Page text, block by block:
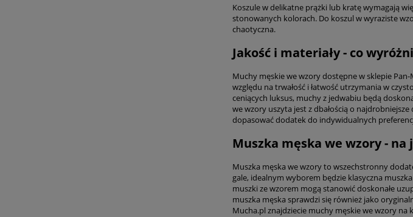
Koszule w delikatne prążki lub kratę wymagają
stonowanych kolorach. Do koszul w wyraziste
chaotyczna.
Jakość i materiały - co
Muchy męskie we wzory dostępne w sklepie
względu na trwałość i łatwość utrzymania w
ceniących luksus, muchy z jedwabiu będą
we wzory uszyta jest z dbałością o
dopasować dodatek do indywidualnych
Muszka męska we wzory - na
Muszka męska we wzory to wszechstronny
gale, idealnym wyborem będzie klasyczna
muszki ze wzorem mogą stanowić doskonałe
muszka męska sprawdzi się również jako
Mucha.pl znajdziecie muchy męskie we wzory